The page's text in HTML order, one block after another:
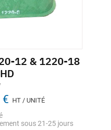
12 & 1220-18
€ HT / UNITÉ
sous 21-25 jours